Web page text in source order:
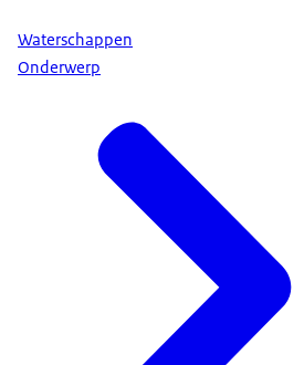
Waterschappen
Onderwerp